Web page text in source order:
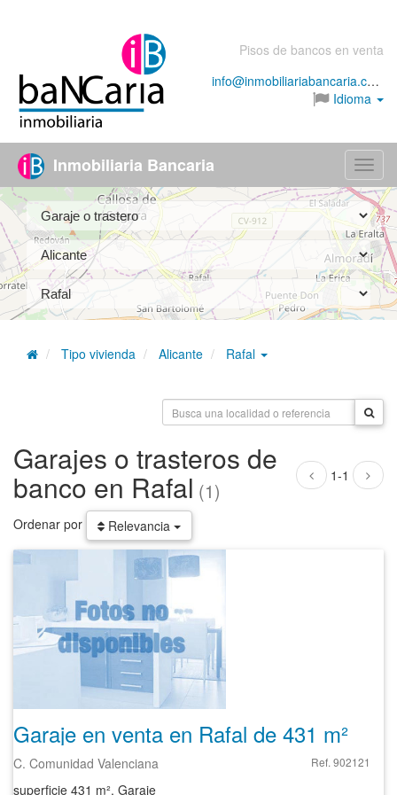
Pisos de bancos en venta
info@inmobiliariabancaria.com
Idioma
Menú
Inmobiliaria Bancaria
Tipo vivienda Alicante Rafal
1-1
Garajes o trasteros de
banco en Rafal (1)
Ordenar por Relevancia
Garaje en venta en Rafal de 431 m²
C. Comunidad Valenciana Ref. 902121
superficie 431 m², Garaje